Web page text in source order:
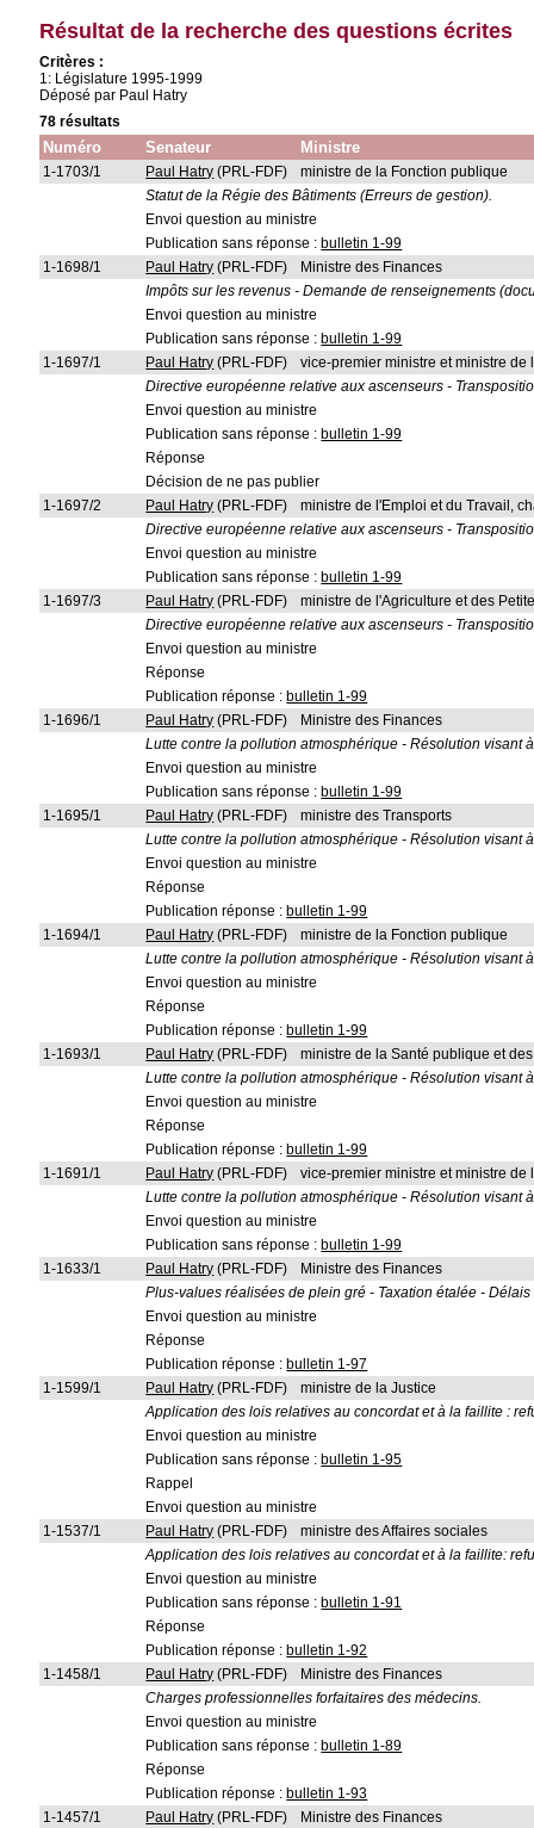
Résultat de la recherche des questions écrites
Critères :
1: Législature 1995-1999
Déposé par Paul Hatry
78 résultats
Numéro Senateur Ministre
1-1703/1 Paul Hatry (PRL-FDF)
ministre de la Fonction publique
Statut de la Régie des Bâtiments (Erreurs de gestion).
Envoi question au ministre
Publication sans réponse : bulletin 1-99
1-1698/1
Paul Hatry (PRL-FDF)
Ministre des Finances
Impôts sur les revenus - Demande de renseignements
Envoi question au ministre
Publication sans réponse : bulletin 1-99
1-1697/1
Paul Hatry (PRL-FDF)
vice-premier ministre et ministre
Directive européenne relative aux ascenseurs -
Envoi question au ministre
Publication sans réponse : bulletin 1-99
Réponse
Décision de ne pas publier
1-1697/2
Paul Hatry (PRL-FDF)
ministre de l'Emploi et du Travail,
Directive européenne relative aux ascenseurs -
Envoi question au ministre
Publication sans réponse : bulletin 1-99
1-1697/3
Paul Hatry (PRL-FDF)
ministre de l'Agriculture et des
Directive européenne relative aux ascenseurs -
Envoi question au ministre
Réponse
Publication réponse : bulletin 1-99
1-1696/1
Paul Hatry (PRL-FDF)
Ministre des Finances
Lutte contre la pollution atmosphérique - Résolution visant
Envoi question au ministre
Publication sans réponse : bulletin 1-99
1-1695/1
Paul Hatry (PRL-FDF)
ministre des Transports
Lutte contre la pollution atmosphérique - Résolution visant
Envoi question au ministre
Réponse
Publication réponse : bulletin 1-99
1-1694/1
Paul Hatry (PRL-FDF)
ministre de la Fonction publique
Lutte contre la pollution atmosphérique - Résolution visant
Envoi question au ministre
Réponse
Publication réponse : bulletin 1-99
1-1693/1
Paul Hatry (PRL-FDF)
ministre de la Santé publique et
Lutte contre la pollution atmosphérique - Résolution visant
Envoi question au ministre
Réponse
Publication réponse : bulletin 1-99
1-1691/1
Paul Hatry (PRL-FDF)
vice-premier ministre et ministre
Lutte contre la pollution atmosphérique - Résolution visant
Envoi question au ministre
Publication sans réponse : bulletin 1-99
1-1633/1
Paul Hatry (PRL-FDF)
Ministre des Finances
Plus-values réalisées de plein gré - Taxation étalée -
Envoi question au ministre
Réponse
Publication réponse : bulletin 1-97
1-1599/1
Paul Hatry (PRL-FDF)
ministre de la Justice
Application des lois relatives au concordat et à la faillite :
Envoi question au ministre
Publication sans réponse : bulletin 1-95
Rappel
Envoi question au ministre
1-1537/1
Paul Hatry (PRL-FDF)
ministre des Affaires sociales
Application des lois relatives au concordat et à la faillite:
Envoi question au ministre
Publication sans réponse : bulletin 1-91
Réponse
Publication réponse : bulletin 1-92
1-1458/1
Paul Hatry (PRL-FDF)
Ministre des Finances
Charges professionnelles forfaitaires des médecins.
Envoi question au ministre
Publication sans réponse : bulletin 1-89
Réponse
Publication réponse : bulletin 1-93
1-1457/1
Paul Hatry (PRL-FDF)
Ministre des Finances